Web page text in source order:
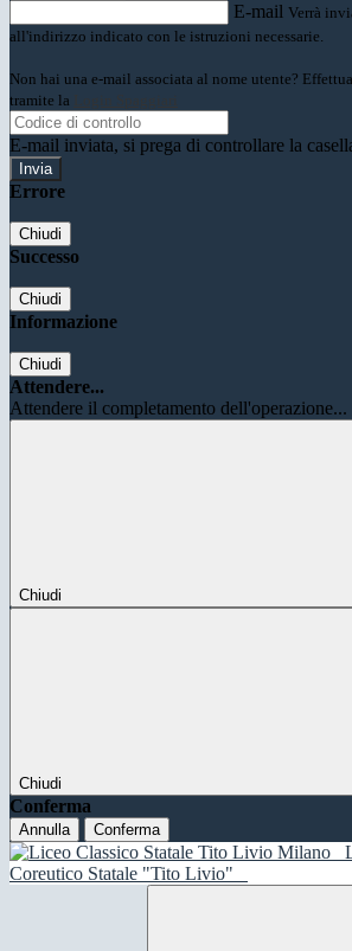
E-mail Verrà
all'indirizzo indicato con le istruzioni necessarie.
Non hai una e-mail associata al nome utente?
tramite la
E-mail inviata, si prega di controllare la
Errore
Chiudi
Successo
Chiudi
Informazione
Chiudi
Attendere...
Attendere il completamento dell'operazione...
Chiudi
Chiudi
Conferma
Annulla Conferma
Coreutico Statale "Tito Livio"